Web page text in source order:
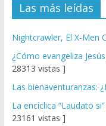
Las más leídas
Nightcrawler, El X-Men
¿Cómo evangeliza
28313 vistas ]
Las bienaventuranzas:
La encíclica “Laudato
23161 vistas ]